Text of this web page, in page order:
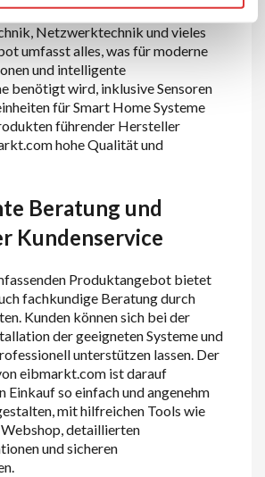
Netzwerktechnik und vieles
umfasst alles, was für moderne
und intelligente
benötigt wird, inklusive Sensoren
für Smart Home Systeme
führender Hersteller
hohe Qualität und
Beratung und
Kundenservice
Produktangebot bietet
fachkundige Beratung durch
Kunden können sich bei der
der geeigneten Systeme und
unterstützen lassen. Der
eibmarkt.com ist darauf
Einkauf so einfach und angenehm
mit hilfreichen Tools wie
detaillierten
und sicheren